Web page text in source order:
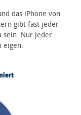
das iPhone von
gibt fast jeder
sein. Nur jeder
eigen.